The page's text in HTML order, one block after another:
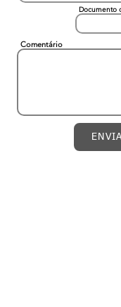
Documento
Comentário